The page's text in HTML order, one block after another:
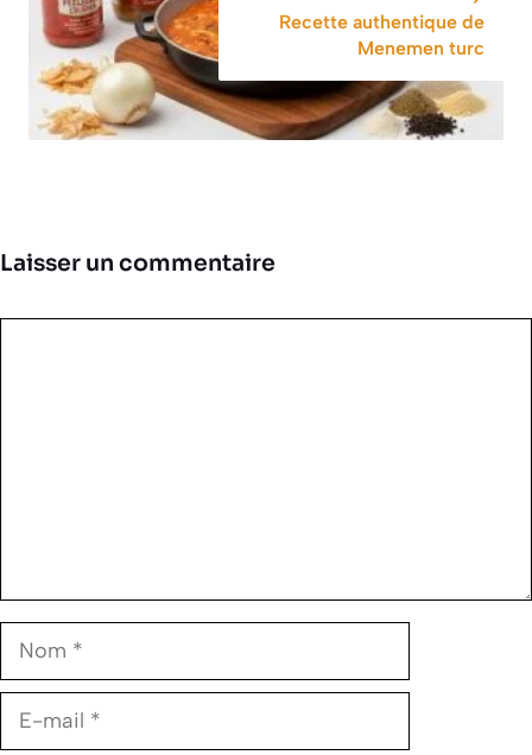
Recette authentique de
Menemen turc
Laisser un commentaire
Nom
E-